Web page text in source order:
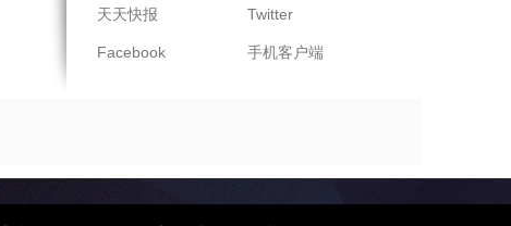
天天快报 Twitter
Facebook 手机客户端